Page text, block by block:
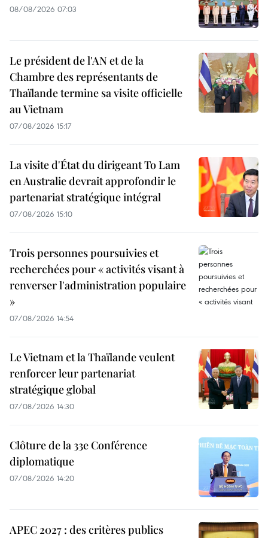
08/08/2026 07:03
Le président de l'AN et de la
Chambre des représentants de
Thaïlande termine sa visite officielle
au Vietnam
07/08/2026 15:17
La visite d'État du dirigeant To Lam
en Australie devrait approfondir le
partenariat stratégique intégral
07/08/2026 15:10
Trois personnes poursuivies et
recherchées pour « activités visant à
renverser l'administration populaire
»
07/08/2026 14:54
Le Vietnam et la Thaïlande veulent
renforcer leur partenariat
stratégique global
07/08/2026 14:30
Clôture de la 33e Conférence
diplomatique
07/08/2026 14:20
APEC 2027 : des critères publics